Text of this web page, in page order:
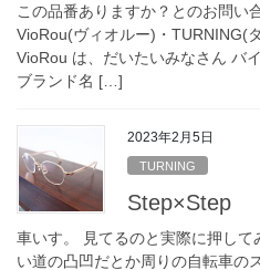
この品番ありますか？とのお問い
VioRou(ヴィオルー)・TURNING(
VioRou は、だいたいみなさん バ
ブランド名 […]
2023年2月5日
TURNING
Step×Step
車いす。 見てるのと実際に押し
い道の凸凹だとか周りの自転車の